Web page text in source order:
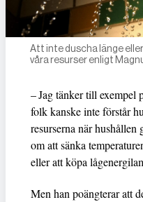
Att inte ­duscha länge
våra ­resurser enligt
– Jag tänker till exempel
folk kanske inte förstår
resurserna när hushållen
om att sänka
eller att köpa
Men han poängterar att